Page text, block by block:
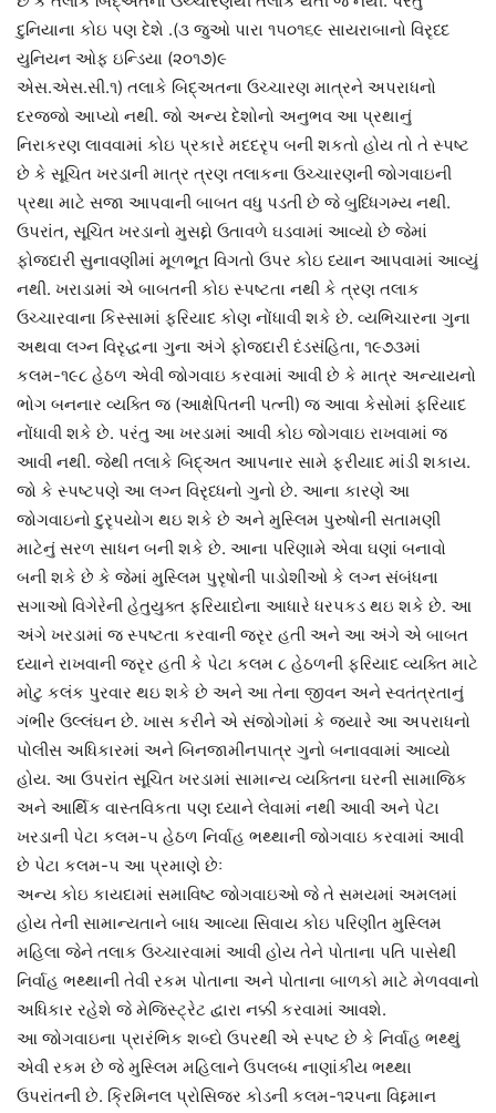
દુનિયાના કોઇ પણ દેશે .(૩ જુઓ પારા ૧૫૦૧૬૯ સાયરાબાનો વિરૃધ્દ
યુનિયન ઓફ ઇન્ડિયા (૨૦૧૭)૯
એસ.એસ.સી.૧) તલાકે બિદ્અતના ઉચ્ચારણ માત્રને અપરાધનો
દરજ્જો આપ્યો નથી. જો અન્ય દેશોનો અનુભવ આ પ્રથાનું
નિરાકરણ લાવવામાં કોઇ પ્રકારે મદદરૃપ બની શકતો હોય તો તે સ્પષ્ટ
છે કે સૂચિત ખરડાની માત્ર ત્રણ તલાકના ઉચ્ચારણની જોગવાઇની
પ્રથા માટે સજા આપવાની બાબત વધુ પડતી છે જે બુધ્ધિગમ્ય નથી.
ઉપરાંત, સૂચિત ખરડાનો મુસદ્દો ઉતાવળે ઘડવામાં આવ્યો છે જેમાં
ફોજદારી સુનાવણીમાં મૂળભૂત વિગતો ઉપર કોઇ ધ્યાન આપવામાં આવ્યું
નથી. ખરાડામાં એ બાબતની કોઇ સ્પષ્ટતા નથી કે ત્રણ તલાક
ઉચ્ચારવાના કિસ્સામાં ફરિયાદ કોણ નોંધાવી શકે છે. વ્યભિચારના ગુના
અથવા લગ્ન વિરૃદ્ધના ગુના અંગે ફોજદારી દંડસંહિતા, ૧૯૭૩માં
કલમ-૧૯૮ હેઠળ એવી જોગવાઇ કરવામાં આવી છે કે માત્ર અન્યાયનો
ભોગ બનનાર વ્યક્તિ જ (આક્ષેપિતની પત્ની) જ આવા કેસોમાં ફરિયાદ
નોંધાવી શકે છે. પરંતુ આ ખરડામાં આવી કોઇ જોગવાઇ રાખવામાં જ
આવી નથી. જેથી તલાકે બિદ્અત આપનાર સામે ફરીયાદ માંડી શકાય.
જો કે સ્પષ્ટપણે આ લગ્ન વિરૃધ્ધનો ગુનો છે. આના કારણે આ
જોગવાઇનો દુરૃપયોગ થઇ શકે છે અને મુસ્લિમ પુરુષોની સતામણી
માટેનું સરળ સાધન બની શકે છે. આના પરિણામે એવા ઘણાં બનાવો
બની શકે છે કે જેમાં મુસ્લિમ પુરૃષોની પાડોશીઓ કે લગ્ન સંબંધના
સગાઓ વિગેરેની હેતુયુક્ત ફરિયાદોના આધારે ધરપકડ થઇ શકે છે. આ
અંગે ખરડામાં જ સ્પષ્ટતા કરવાની જરૃર હતી અને આ અંગે એ બાબત
ધ્યાને રાખવાની જરૃર હતી કે પેટા કલમ ૮ હેઠળની ફરિયાદ વ્યક્તિ માટે
મોટુ કલંક પુરવાર થઇ શકે છે અને આ તેના જીવન અને સ્વતંત્રતાનું
ગંભીર ઉલ્લંઘન છે. ખાસ કરીને એ સંજોગોમાં કે જ્યારે આ અપરાધનો
પોલીસ અધિકારમાં અને બિનજામીનપાત્ર ગુનો બનાવવામાં આવ્યો
હોય. આ ઉપરાંત સૂચિત ખરડામાં સામાન્ય વ્યક્તિના ઘરની સામાજિક
અને આર્થિક વાસ્તવિકતા પણ ધ્યાને લેવામાં નથી આવી અને પેટા
ખરડાની પેટા કલમ-૫ હેઠળ નિર્વાહ ભથ્થાની જોગવાઇ કરવામાં આવી
છે પેટા કલમ-૫ આ પ્રમાણે છેઃ
અન્ય કોઇ કાયદામાં સમાવિષ્ટ જોગવાઇઓ જે તે સમયમાં અમલમાં
હોય તેની સામાન્યતાને બાધ આવ્યા સિવાય કોઇ પરિણીત મુસ્લિમ
મહિલા જેને તલાક ઉચ્ચારવામાં આવી હોય તેને પોતાના પતિ પાસેથી
નિર્વાહ ભથ્થાની તેવી રકમ પોતાના અને પોતાના બાળકો માટે મેળવવાનો
અધિકાર રહેશે જે મેજિસ્ટ્રેટ દ્વારા નક્કી કરવામાં આવશે.
આ જોગવાઇના પ્રારંભિક શબ્દો ઉપરથી એ સ્પષ્ટ છે કે નિર્વાહ ભથ્થું
એવી રકમ છે જે મુસ્લિમ મહિલાને ઉપલબ્ધ નાણાંકીય ભથ્થા
ઉપરાંતની છે. ક્રિમિનલ પ્રોસિજર કોડની કલમ-૧૨૫ના વિદ્દમાન